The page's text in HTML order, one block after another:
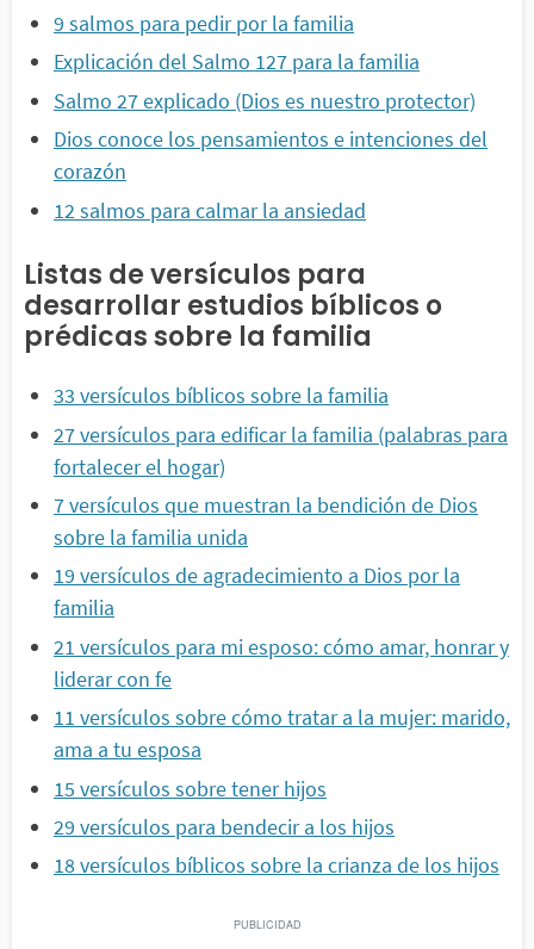
9 salmos para pedir por la familia
Explicación del Salmo 127 para la familia
Salmo 27 explicado (Dios es nuestro protector)
Dios conoce los pensamientos e intenciones del
corazón
12 salmos para calmar la ansiedad
Listas de versículos para
desarrollar estudios bíblicos o
prédicas sobre la familia
33 versículos bíblicos sobre la familia
27 versículos para edificar la familia (palabras para
fortalecer el hogar)
7 versículos que muestran la bendición de Dios
sobre la familia unida
19 versículos de agradecimiento a Dios por la
familia
21 versículos para mi esposo: cómo amar, honrar y
liderar con fe
11 versículos sobre cómo tratar a la mujer: marido,
ama a tu esposa
15 versículos sobre tener hijos
29 versículos para bendecir a los hijos
18 versículos bíblicos sobre la crianza de los hijos